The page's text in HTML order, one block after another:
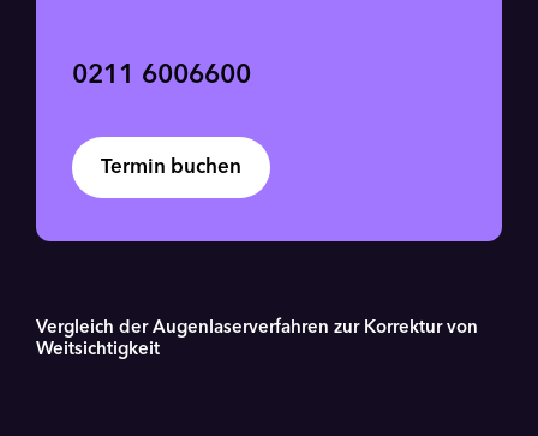
0211 6006600
Termin buchen
Vergleich der Augenlaserverfahren zur Korrektur von
Weitsichtigkeit